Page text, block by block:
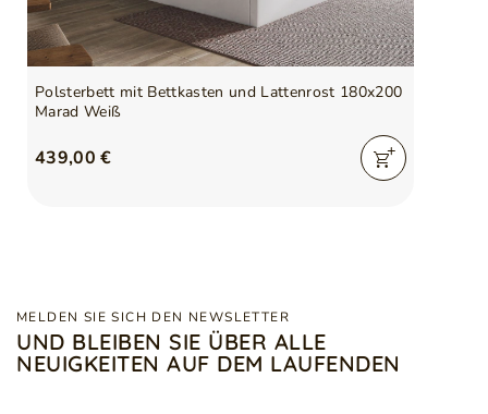
Polsterbett mit Bettkasten und Lattenrost 180x200
Marad Weiß
439,00 €
MELDEN SIE SICH DEN NEWSLETTER
UND BLEIBEN SIE ÜBER ALLE
NEUIGKEITEN AUF DEM LAUFENDEN